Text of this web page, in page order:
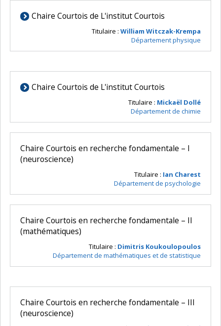
Chaire Courtois de L'institut Courtois
Titulaire : William Witczak-Krempa
Département physique
Chaire Courtois de L'institut Courtois
Titulaire : Mickaël Dollé
Département de chimie
Chaire Courtois en recherche fondamentale – I
(neuroscience)
Titulaire : Ian Charest
Département de psychologie
Chaire Courtois en recherche fondamentale – II
(mathématiques)
Titulaire : Dimitris Koukoulopoulos
Département de mathématiques et de statistique
Chaire Courtois en recherche fondamentale – III
(neuroscience)